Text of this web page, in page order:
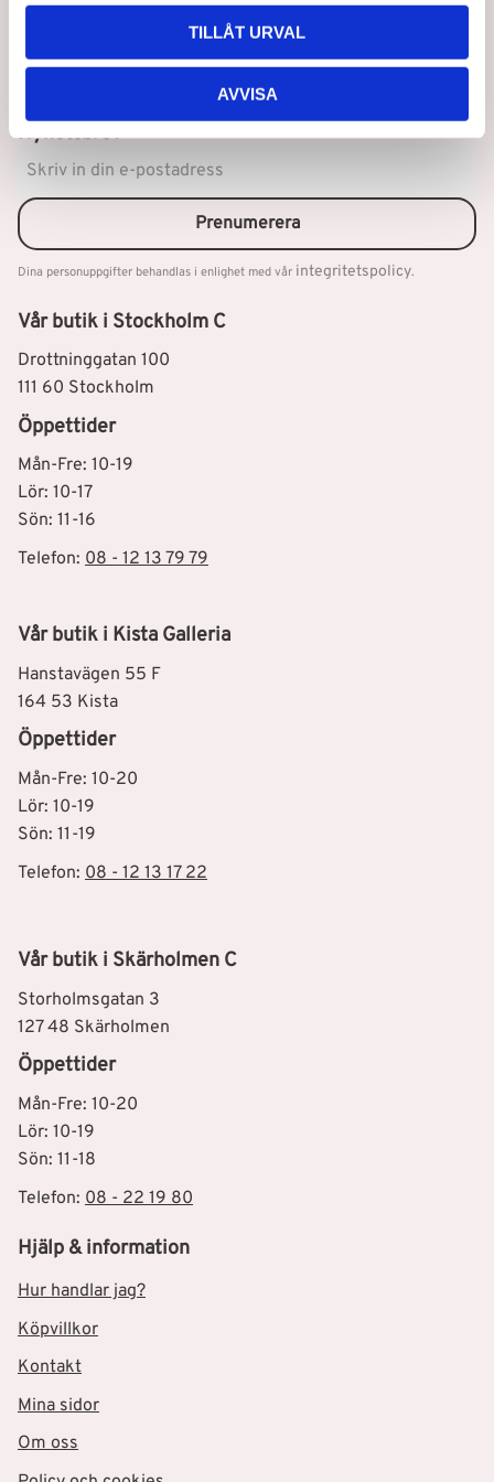
TILLÅT URVAL
AVVISA
Vår butik i Stockholm C
Drottninggatan 100
111 60 Stockholm
Öppettider
Mån-Fre: 10-19
Lör: 10-17
Sön: 11-16
Telefon: 08 - 12 13 79 79
Vår butik i Kista Galleria
Hanstavägen 55 F
164 53 Kista
Öppettider
Mån-Fre: 10-20
Lör: 10-19
Sön: 11-19
Telefon: 08 - 12 13 17 22
Vår butik i Skärholmen C
Storholmsgatan 3
127 48 Skärholmen
Öppettider
Mån-Fre: 10-20
Lör: 10-19
Sön: 11-18
Telefon: 08 - 22 19 80
Hjälp & information
Nyhetsbrev
Prenumerera
Dina personuppgifter behandlas i enlighet med vår integritetspolicy.
Hur handlar jag?
Köpvillkor
Kontakt
Mina sidor
Om oss